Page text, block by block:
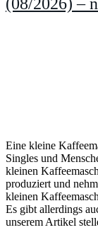
(08/2026) –
Eine kleine
Singles und
kleinen
produziert und
kleinen
Es gibt allerdings
unserem Artikel